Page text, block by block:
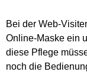
Bei der Web-
Online-Maske ein
diese Pflege
noch die